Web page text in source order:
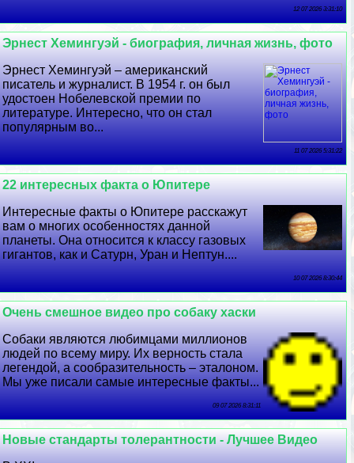
12 07 2026 3:31:10
Эрнест Хемингуэй - биография, личная жизнь, фото
Эрнест Хемингуэй – американский
писатель и журналист. В 1954 г. он был
удостоен Нобелевской премии по
литературе. Интересно, что он стал
популярным во...
11 07 2026 5:31:22
22 интересных факта о Юпитере
Интересные факты о Юпитере расскажут
вам о многих особенностях данной
планеты. Она относится к классу газовых
гигантов, как и Сатурн, Уран и Нептун....
10 07 2026 8:30:44
Очень смешное видео про собаку хаски
Собаки являются любимцами миллионов
людей по всему миру. Их верность стала
легендой, а сообразительность – эталоном.
Мы уже писали самые интересные факты...
09 07 2026 8:31:11
Новые стандарты толерантности - Лучшее Видео